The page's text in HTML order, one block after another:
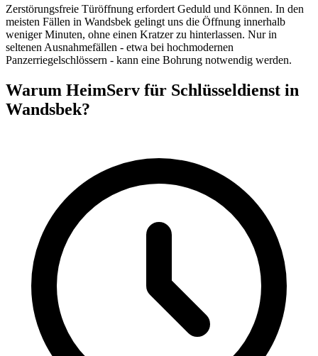
Zerstörungsfreie Türöffnung erfordert Geduld und Können. In den
meisten Fällen in Wandsbek gelingt uns die Öffnung innerhalb
weniger Minuten, ohne einen Kratzer zu hinterlassen. Nur in
seltenen Ausnahmefällen - etwa bei hochmodernen
Panzerriegelschlössern - kann eine Bohrung notwendig werden.
Warum HeimServ für Schlüsseldienst in
Wandsbek?